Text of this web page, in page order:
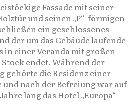
Fassade mit seiner
und seinen „P“-förmigen
ein geschlossenes
der um das Gebäude laufende
in einer Veranda mit großen
endet. Während der
gehörte die Residenz einer
und nach der Befreiung war auf
lang das Hotel „Europa“